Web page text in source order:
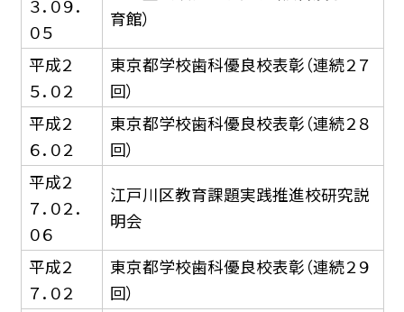
３．０９．
０５
育館）
平成２
５．０２
東京都学校歯科優良校表彰（連続２７
回）
平成２
６．０２
東京都学校歯科優良校表彰（連続２８
回）
平成２
７．０２．
０６
江戸川区教育課題実践推進校研究説
明会
平成２
７．０２
東京都学校歯科優良校表彰（連続２９
回）